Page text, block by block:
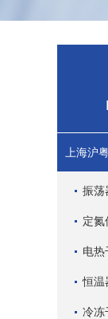
上海沪
振荡
定氮
电热
恒温
冷冻